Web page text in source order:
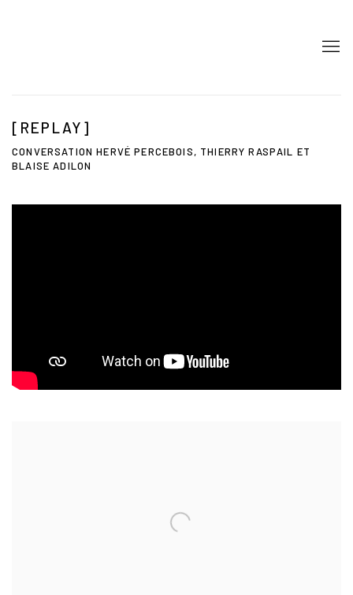
[REPLAY]
CONVERSATION HERVÉ PERCEBOIS, THIERRY RASPAIL ET
BLAISE ADILON